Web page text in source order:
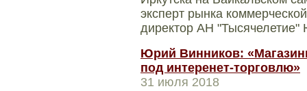
эксперт рынка
директор АН
Юрий Винников:
под интеренет-торговлю»
31 июля 2018